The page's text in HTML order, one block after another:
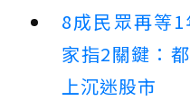
8成民眾再等
家指2關鍵：
上沉迷股市